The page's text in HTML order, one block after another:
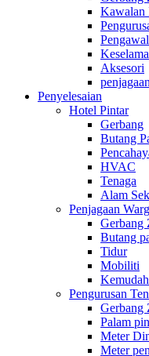
Kawalan
Aksesori
Penyelesaian
Hotel Pintar
Gerbang
Butang
HVAC
Tenaga
Alam
Penjagaan
Gerbang
Butang
Tidur
Mobiliti
Pengurusan
Gerbang
Palam
Meter
Meter